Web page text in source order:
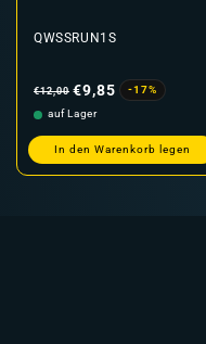
QWSSRUN1S
Preis
€12,00 €9,85
-17%
auf Lager
In den Warenkorb legen